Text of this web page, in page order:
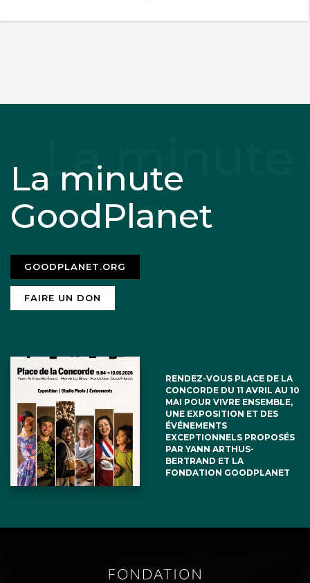
La minute
GoodPlanet
GOODPLANET.ORG
FAIRE UN DON
RENDEZ-VOUS PLACE DE LA
CONCORDE DU 11 AVRIL AU 10
MAI POUR VIVRE ENSEMBLE,
UNE EXPOSITION ET DES
ÉVÉNEMENTS
EXCEPTIONNELS PROPOSÉS
PAR YANN ARTHUS-
BERTRAND ET LA
FONDATION GOODPLANET